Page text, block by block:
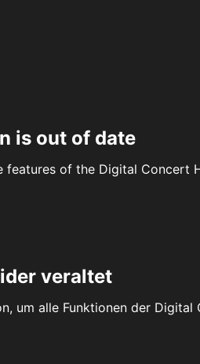
is out of date
features of the Digital Concert
veraltet
um alle Funktionen der